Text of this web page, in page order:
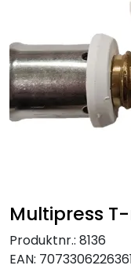
Multipress
Produktnr.: 8136
EAN:
Sprinkler
Tappevann
Varmeanlegg